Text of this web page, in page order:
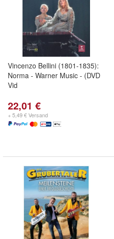
Vincenzo Bellini (1801-1835):
Norma - Warner Music - (DVD
Vid
22,01 €
+ 5,49 € Versand